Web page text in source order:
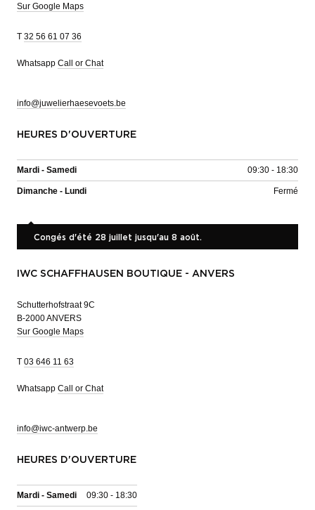
Sur Google Maps
T 32 56 61 07 36
Whatsapp Call or Chat
info@juwelierhaesevoets.be
HEURES D'OUVERTURE
Mardi - Samedi 09:30 - 18:30
Dimanche - Lundi Fermé
Congés d'été 28 juillet jusqu'au 8 août.
IWC SCHAFFHAUSEN BOUTIQUE - ANVERS
Schutterhofstraat 9C
B-2000 ANVERS
Sur Google Maps
T 03 646 11 63
Whatsapp Call or Chat
info@iwc-antwerp.be
HEURES D'OUVERTURE
Mardi - Samedi 09:30 - 18:30